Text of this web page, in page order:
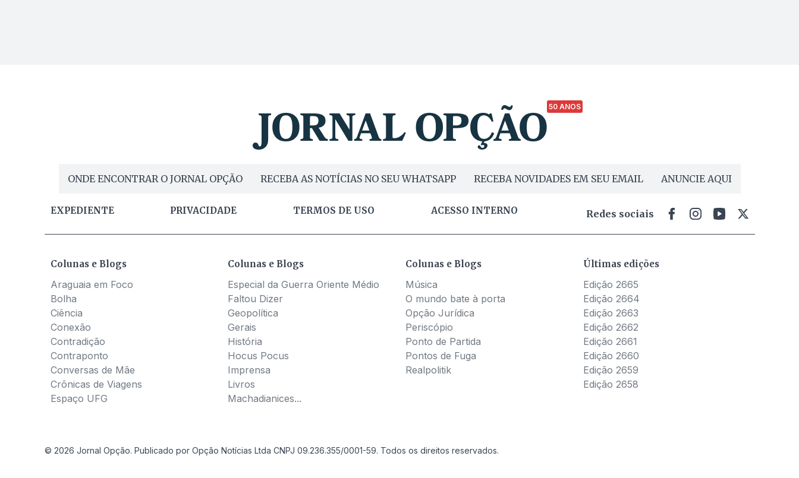
50 ANOS
ONDE ENCONTRAR O JORNAL OPÇÃO RECEBA AS NOTÍCIAS NO SEU WHATSAPP RECEBA NOVIDADES EM SEU EMAIL ANUNCIE AQUI
EXPEDIENTE PRIVACIDADE TERMOS DE USO ACESSO INTERNO Redes sociais
Colunas e Blogs
Araguaia em Foco
Bolha
Ciência
Conexão
Contradição
Contraponto
Conversas de Mãe
Crônicas de Viagens
Espaço UFG
Colunas e Blogs
Especial da Guerra Oriente Médio
Faltou Dizer
Geopolítica
Gerais
História
Hocus Pocus
Imprensa
Livros
Machadianices...
Colunas e Blogs
Música
O mundo bate à porta
Opção Jurídica
Periscópio
Ponto de Partida
Pontos de Fuga
Realpolitik
Últimas edições
Edição 2665
Edição 2664
Edição 2663
Edição 2662
Edição 2661
Edição 2660
Edição 2659
Edição 2658
© 2026 Jornal Opção. Publicado por Opção Notícias Ltda CNPJ 09.236.355/0001-59. Todos os direitos reservados.